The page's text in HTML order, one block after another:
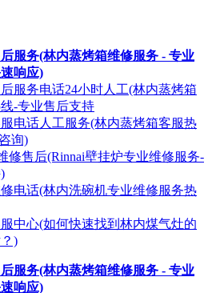
服务(林内蒸烤箱维修服务 - 专业
响应)
服务电话24小时人工(林内蒸烤箱
-专业售后支持
电话人工服务(林内蒸烤箱客服热
询)
修售后(Rinnai壁挂炉专业维修服务-
电话(林内洗碗机专业维修服务热
中心(如何快速找到林内煤气灶的
)
服务(林内蒸烤箱维修服务 - 专业
响应)